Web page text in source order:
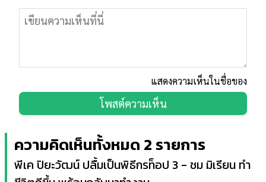
แสดงความเห็นในชื่อของ
โพสต์ความเห็น
ความคิดเห็นทั้งหมด 2 รายการ
พีเค ปิยะวัฒน์ ปลื้มเป็นพิธีกรท็อป 3 - ชม มิเรียน ทำ